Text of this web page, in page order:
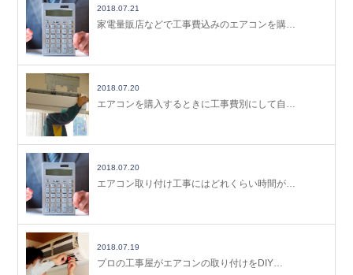
2018.07.21
家電量販店などで工事費込みのエアコンを購…
2018.07.20
エアコンを購入するときに工事費別にして自…
2018.07.20
エアコン取り付け工事にはどれくらい時間が…
2018.07.19
プロの工事屋がエアコンの取り付けをDIY…